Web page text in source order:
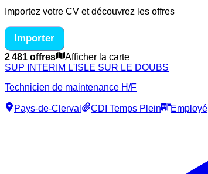
Importez votre CV et découvrez les offres
Importer
2 481 offres
Afficher la carte
SUP INTERIM L'ISLE SUR LE DOUBS
Technicien de maintenance H/F
Pays-de-Clerval CDI Temps Plein Employé